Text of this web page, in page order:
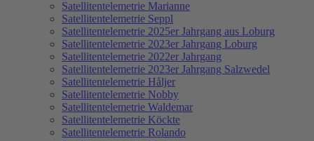
Satellitentelemetrie Marianne
Satellitentelemetrie Seppl
Satellitentelemetrie 2025er Jahrgang aus Loburg
Satellitentelemetrie 2023er Jahrgang Loburg
Satellitentelemetrie 2022er Jahrgang
Satellitentelemetrie 2023er Jahrgang Salzwedel
Satellitentelemetrie Håljer
Satellitentelemetrie Nobby
Satellitentelemetrie Waldemar
Satellitentelemetrie Köckte
Satellitentelemetrie Rolando